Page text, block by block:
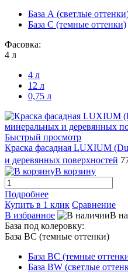
База А (светлые
База С (темные оттенки)
Фасовка:
4 л
4 л
12 л
0,75 л
Быстрый просмотр
Краска фасадная LUXIUM
и деревянных поверхностей
В корзину
Подробнее
Купить в 1 клик Сравнение
В избранное
В
База под колеровку:
База BС (темные оттенки)
База BС (темные
База BW (светлые